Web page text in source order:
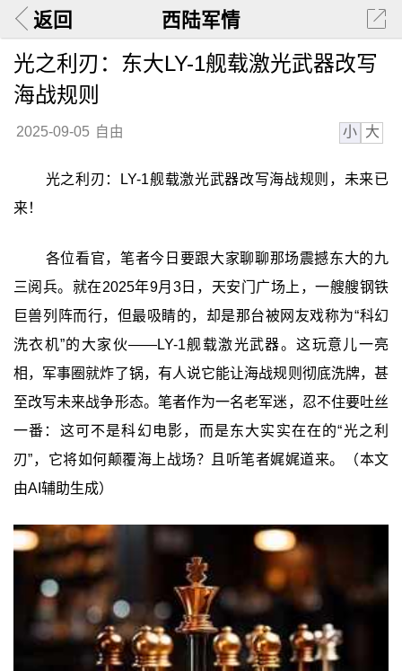
返回 西陆军情
光之利刃：东大LY-1舰载激光武器改写
海战规则
2025-09-05 自由 小 大
光之利刃：LY-1舰载激光武器改写海战规则，未来已
来！
各位看官，笔者今日要跟大家聊聊那场震撼东大的九
三阅兵。就在2025年9月3日，天安门广场上，一艘艘钢铁
巨兽列阵而行，但最吸睛的，却是那台被网友戏称为“科幻
洗衣机”的大家伙——LY-1舰载激光武器。这玩意儿一亮
相，军事圈就炸了锅，有人说它能让海战规则彻底洗牌，甚
至改写未来战争形态。笔者作为一名老军迷，忍不住要吐丝
一番：这可不是科幻电影，而是东大实实在在的“光之利
刃”，它将如何颠覆海上战场？且听笔者娓娓道来。（本文
由AI辅助生成）